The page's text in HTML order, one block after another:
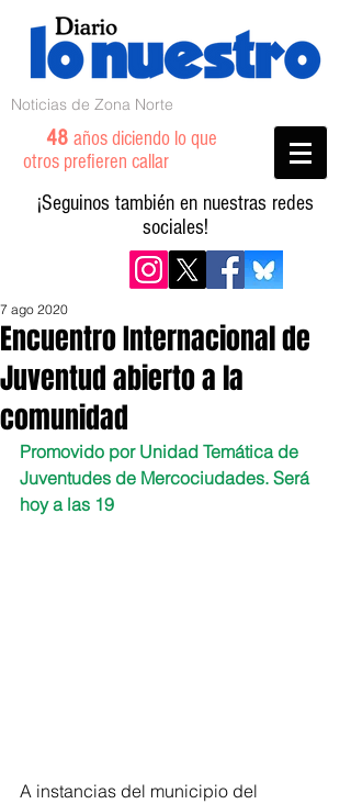
Noticias de Zona Norte
48 años diciendo lo que
otros prefieren callar
¡Seguinos también en nuestras redes
sociales!
Encuentro Internacional de
Juventud abierto a la
comunidad
7 ago 2020
Promovido por Unidad Temática de
Juventudes de Mercociudades. Será
hoy a las 19
A instancias del municipio del